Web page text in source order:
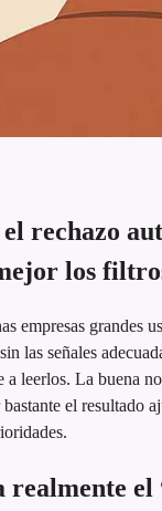
rechazo
los
empresas grandes
las señales
a leerlos. La buena
el resultado
realmente el